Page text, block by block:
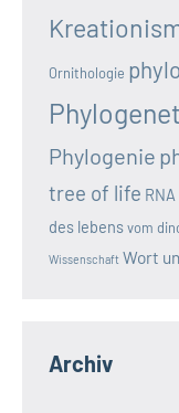
Ornithologie
Phylogenie
tree of life RNA
des lebensvom
Wissenschaft Wort
Archiv